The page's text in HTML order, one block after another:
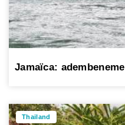
Jamaïca:
Thailand